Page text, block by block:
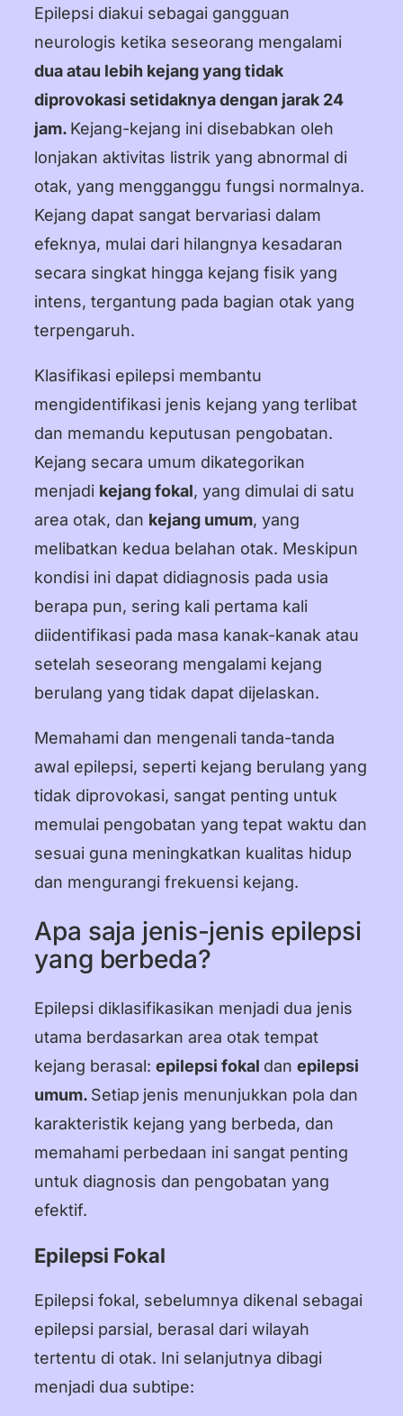
Epilepsi diakui sebagai gangguan
neurologis ketika seseorang mengalami
dua atau lebih kejang yang tidak
diprovokasi setidaknya dengan jarak 24
jam. Kejang-kejang ini disebabkan oleh
lonjakan aktivitas listrik yang abnormal di
otak, yang mengganggu fungsi normalnya.
Kejang dapat sangat bervariasi dalam
efeknya, mulai dari hilangnya kesadaran
secara singkat hingga kejang fisik yang
intens, tergantung pada bagian otak yang
terpengaruh.
Klasifikasi epilepsi membantu
mengidentifikasi jenis kejang yang terlibat
dan memandu keputusan pengobatan.
Kejang secara umum dikategorikan
menjadi kejang fokal, yang dimulai di satu
area otak, dan kejang umum, yang
melibatkan kedua belahan otak. Meskipun
kondisi ini dapat didiagnosis pada usia
berapa pun, sering kali pertama kali
diidentifikasi pada masa kanak-kanak atau
setelah seseorang mengalami kejang
berulang yang tidak dapat dijelaskan.
Memahami dan mengenali tanda-tanda
awal epilepsi, seperti kejang berulang yang
tidak diprovokasi, sangat penting untuk
memulai pengobatan yang tepat waktu dan
sesuai guna meningkatkan kualitas hidup
dan mengurangi frekuensi kejang.
Apa saja jenis-jenis epilepsi
yang berbeda?
Epilepsi diklasifikasikan menjadi dua jenis
utama berdasarkan area otak tempat
kejang berasal: epilepsi fokal dan epilepsi
umum. Setiap jenis menunjukkan pola dan
karakteristik kejang yang berbeda, dan
memahami perbedaan ini sangat penting
untuk diagnosis dan pengobatan yang
efektif.
Epilepsi Fokal
Epilepsi fokal, sebelumnya dikenal sebagai
epilepsi parsial, berasal dari wilayah
tertentu di otak. Ini selanjutnya dibagi
menjadi dua subtipe: